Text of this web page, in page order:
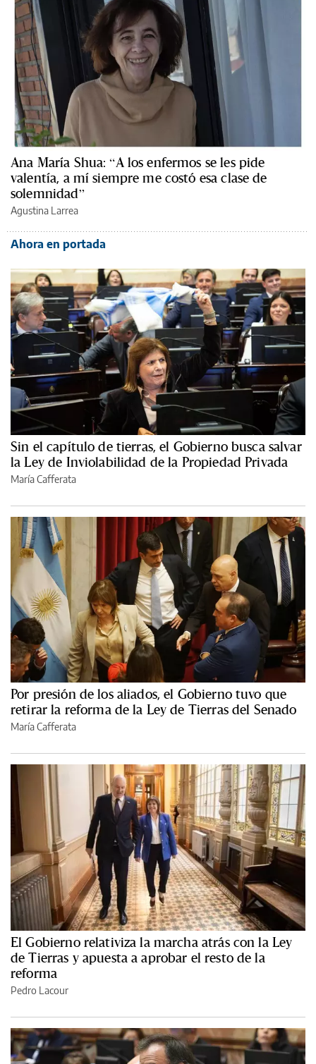
Ana María Shua: “A los enfermos se les pide
valentía, a mí siempre me costó esa clase de
solemnidad”
Agustina Larrea
Ahora en portada
Sin el capítulo de tierras, el Gobierno busca salvar
la Ley de Inviolabilidad de la Propiedad Privada
María Cafferata
Por presión de los aliados, el Gobierno tuvo que
retirar la reforma de la Ley de Tierras del Senado
María Cafferata
El Gobierno relativiza la marcha atrás con la Ley
de Tierras y apuesta a aprobar el resto de la
reforma
Pedro Lacour